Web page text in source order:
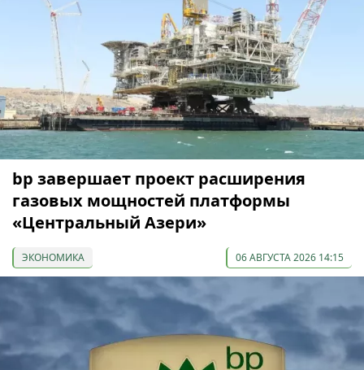
bp завершает проект расширения
газовых мощностей платформы
«Центральный Азери»
ЭКОНОМИКА 06 АВГУСТА 2026 14:15